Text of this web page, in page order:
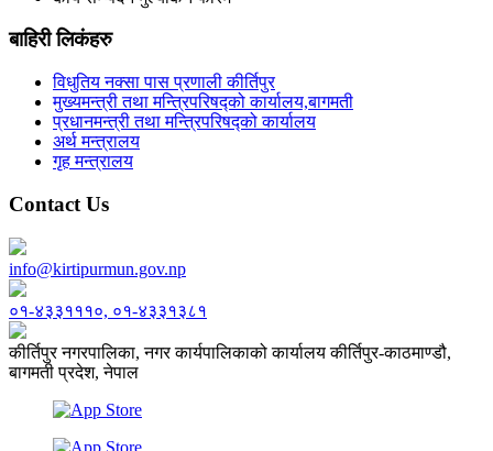
बाहिरी लिकंहरु
विधुतिय नक्सा पास प्रणाली कीर्तिपुर
मुख्यमन्त्री तथा मन्त्रिपरिषद्को कार्यालय,बागमती
प्रधानमन्त्री तथा मन्त्रिपरिषद्को कार्यालय
अर्थ मन्त्रालय
गृह मन्त्रालय
Contact Us
info@kirtipurmun.gov.np
०१-४३३१११०, ०१-४३३१३८१
कीर्तिपुर नगरपालिका, नगर कार्यपालिकाको कार्यालय कीर्तिपुर-काठमाण्डौ,
बागमती प्रदेश, नेपाल